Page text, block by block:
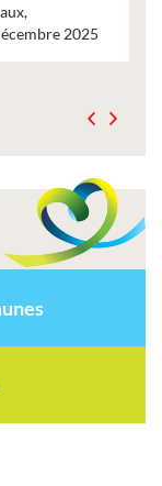
2025